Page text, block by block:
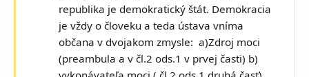
republika je demokratický štát. Demokracia
je vždy o človeku a teda ústava vníma
občana v dvojakom zmysle: a)Zdroj moci
(preambula a v čl.2 ods.1 v prvej časti) b)